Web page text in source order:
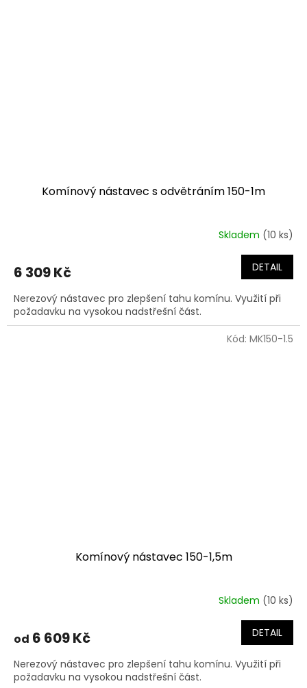
Komínový nástavec s odvětráním 150-1m
Skladem (10 ks)
6 309 Kč DETAIL
Nerezový nástavec pro zlepšení tahu komínu. Využití při
požadavku na vysokou nadstřešní část.
Komínový nástavec 150-1,5m
Skladem (10 ks)
od 6 609 Kč DETAIL
Nerezový nástavec pro zlepšení tahu komínu. Využití při
požadavku na vysokou nadstřešní část.
Kód: MK150-1.5